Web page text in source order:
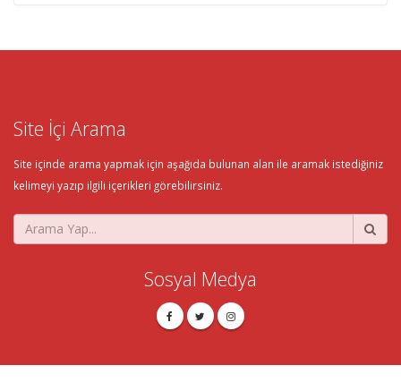
Site İçi Arama
Site içinde arama yapmak için aşağıda bulunan alan ile aramak istediğiniz
kelimeyi yazıp ilgili içerikleri görebilirsiniz.
Sosyal Medya